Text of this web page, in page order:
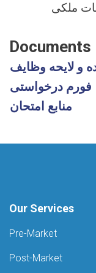
ملکی
Documents
و لایحه وظایف
فورم درخواستی
منابع امتحان
Our Services
Pre-Market
Post-Market